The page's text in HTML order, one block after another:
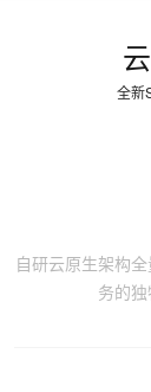
全新
自研云原生架构
务的独